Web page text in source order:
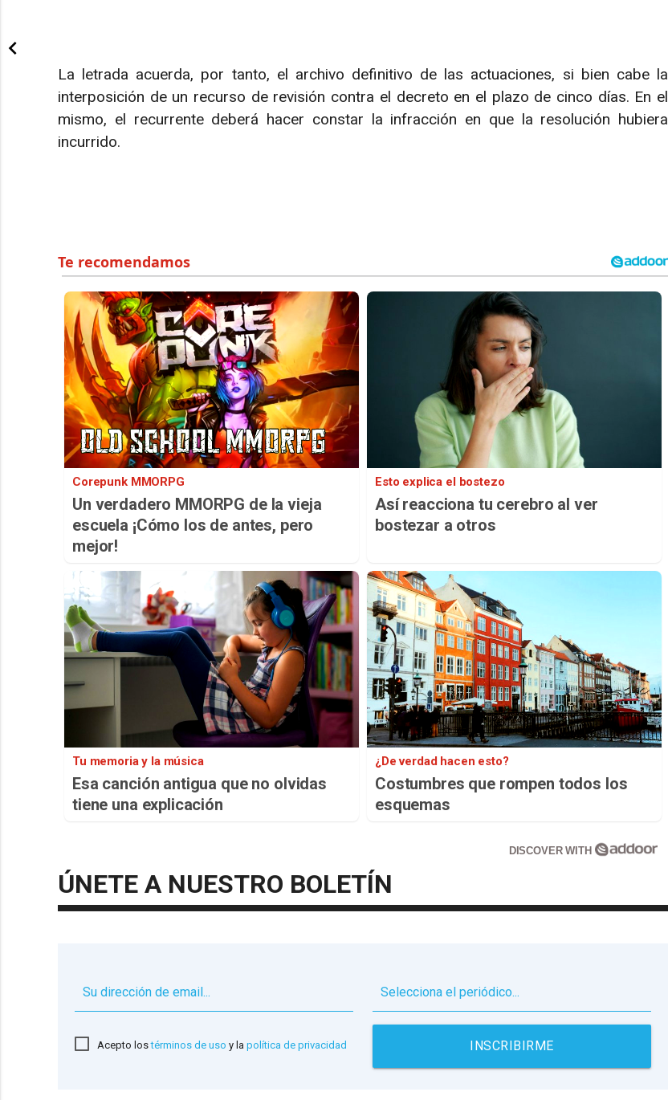
La letrada acuerda, por tanto, el archivo definitivo de las actuaciones, si bien cabe la
interposición de un recurso de revisión contra el decreto en el plazo de cinco días. En el
mismo, el recurrente deberá hacer constar la infracción en que la resolución hubiera
incurrido.
Corepunk MMORPG
Un verdadero MMORPG de la vieja
escuela ¡Cómo los de antes, pero
mejor!
Esto explica el bostezo
Así reacciona tu cerebro al ver
bostezar a otros
Tu memoria y la música
Esa canción antigua que no olvidas
tiene una explicación
¿De verdad hacen esto?
Costumbres que rompen todos los
esquemas
DISCOVER WITH
ÚNETE A NUESTRO BOLETÍN
Acepto lostérminos de uso y la política de privacidad INSCRIBIRME